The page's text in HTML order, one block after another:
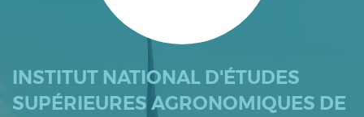
INSTITUT NATIONAL D'ÉTUDES
SUPÉRIEURES AGRONOMIQUES DE